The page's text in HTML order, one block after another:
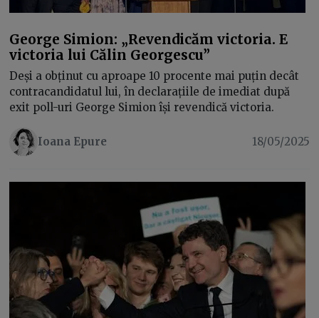
George Simion: „Revendicăm victoria. E
victoria lui Călin Georgescu”
Deși a obținut cu aproape 10 procente mai puțin decât
contracandidatul lui, în declarațiile de imediat după
exit poll-uri George Simion își revendică victoria.
Ioana Epure 18/05/2025